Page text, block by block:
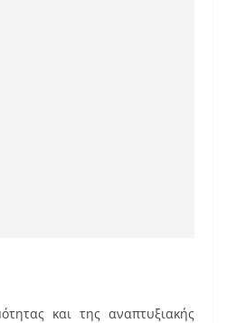
και της αναπτυξιακής